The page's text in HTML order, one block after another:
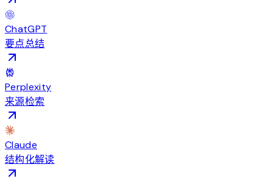
ChatGPT
要点总结
Perplexity
来源检索
Claude
结构化解读